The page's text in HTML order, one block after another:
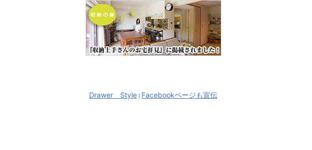
Drawer Style | Facebookページも宣伝